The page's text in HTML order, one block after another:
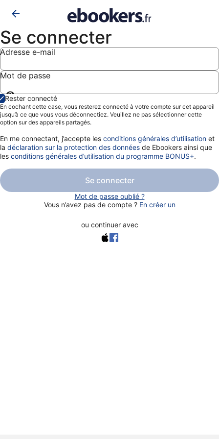
Se connecter
Adresse e-mail
Mot de passe
Afficher
le
mot
de
Rester connecté
En cochant cette case, vous resterez connecté à votre compte sur cet appareil
jusqu’à ce que vous vous déconnectiez. Veuillez ne pas sélectionner cette
option sur des appareils partagés.
En me connectant, j’accepte les conditions générales d’utilisation et
la déclaration sur la protection des données de Ebookers ainsi que
les conditions générales d’utilisation du programme BONUS+.
Se connecter
Mot de passe oublié ?
Vous n’avez pas de compte ? En créer un
ou continuer avec